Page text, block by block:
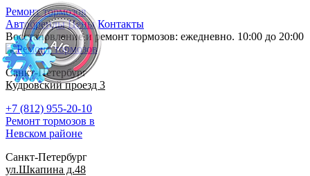
Ремонт тормозов
Автобренды Цены Контакты
Восстановление и ремонт тормозов: ежедневно. 10:00 до 20:00
Санкт-Петербург
Кудровский проезд 3
+7 (812) 955-20-10
Ремонт тормозов в
Невском районе
Санкт-Петербург
ул.Шкапина д.48